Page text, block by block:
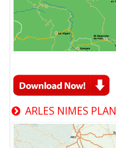
ARLES NIMES PLAN